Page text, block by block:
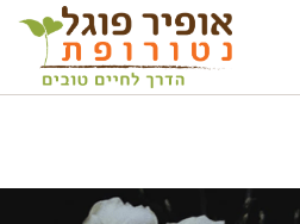
להתחיל דרך חיים בריאה?
לאתר!